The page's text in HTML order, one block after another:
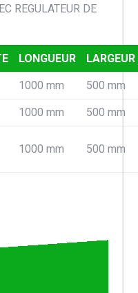
REGULATEUR DE
LONGUEUR LARGEUR
1000 mm 500 mm
1000 mm 500 mm
1000 mm 500 mm